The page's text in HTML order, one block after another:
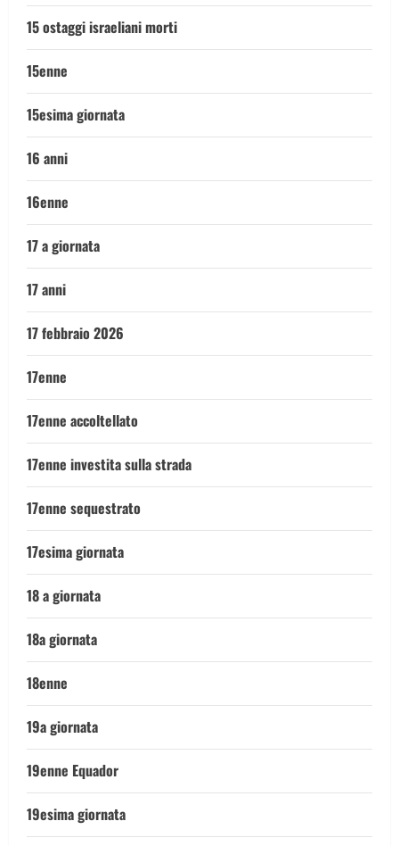
15 ostaggi israeliani morti
15enne
15esima giornata
16 anni
16enne
17 a giornata
17 anni
17 febbraio 2026
17enne
17enne accoltellato
17enne investita sulla strada
17enne sequestrato
17esima giornata
18 a giornata
18a giornata
18enne
19a giornata
19enne Equador
19esima giornata